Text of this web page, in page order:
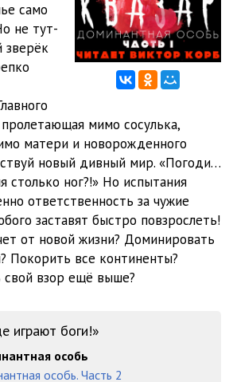
13:03
14:53
08:44
14:30
10:31
само
не тут-
зверёк
мимо сосулька,
матери и новорожденного
новый дивный мир. «Погоди…
столько ног?!» Но испытания
ответственность за чужие
заставят быстро повзрослеть!
от новой жизни? Доминировать
Покорить все континенты?
взор ещё выше?
играют боги!»
особь
особь. Часть 2